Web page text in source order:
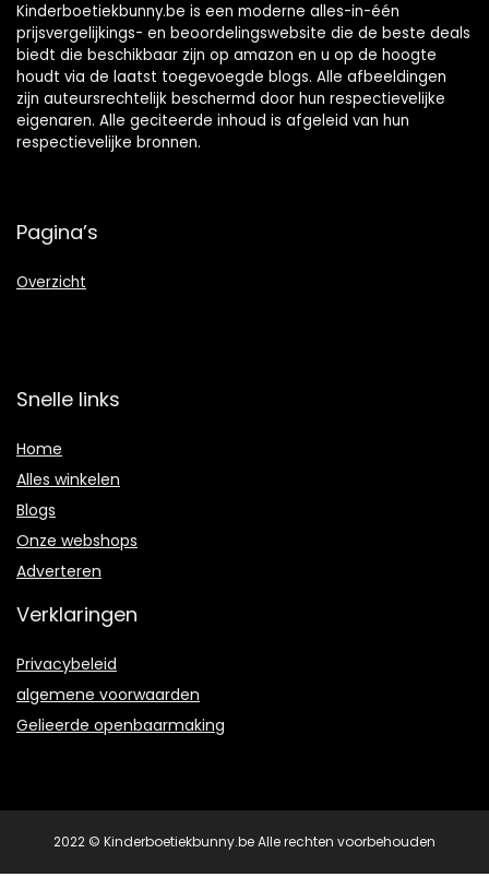
Kinderboetiekbunny.be is een moderne alles-in-één
prijsvergelijkings- en beoordelingswebsite die de beste deals
biedt die beschikbaar zijn op amazon en u op de hoogte
houdt via de laatst toegevoegde blogs. Alle afbeeldingen
zijn auteursrechtelijk beschermd door hun respectievelijke
eigenaren. Alle geciteerde inhoud is afgeleid van hun
respectievelijke bronnen.
Pagina’s
Overzicht
Snelle links
Home
Alles winkelen
Blogs
Onze webshops
Adverteren
Verklaringen
Privacybeleid
algemene voorwaarden
Gelieerde openbaarmaking
2022 © Kinderboetiekbunny.be Alle rechten voorbehouden